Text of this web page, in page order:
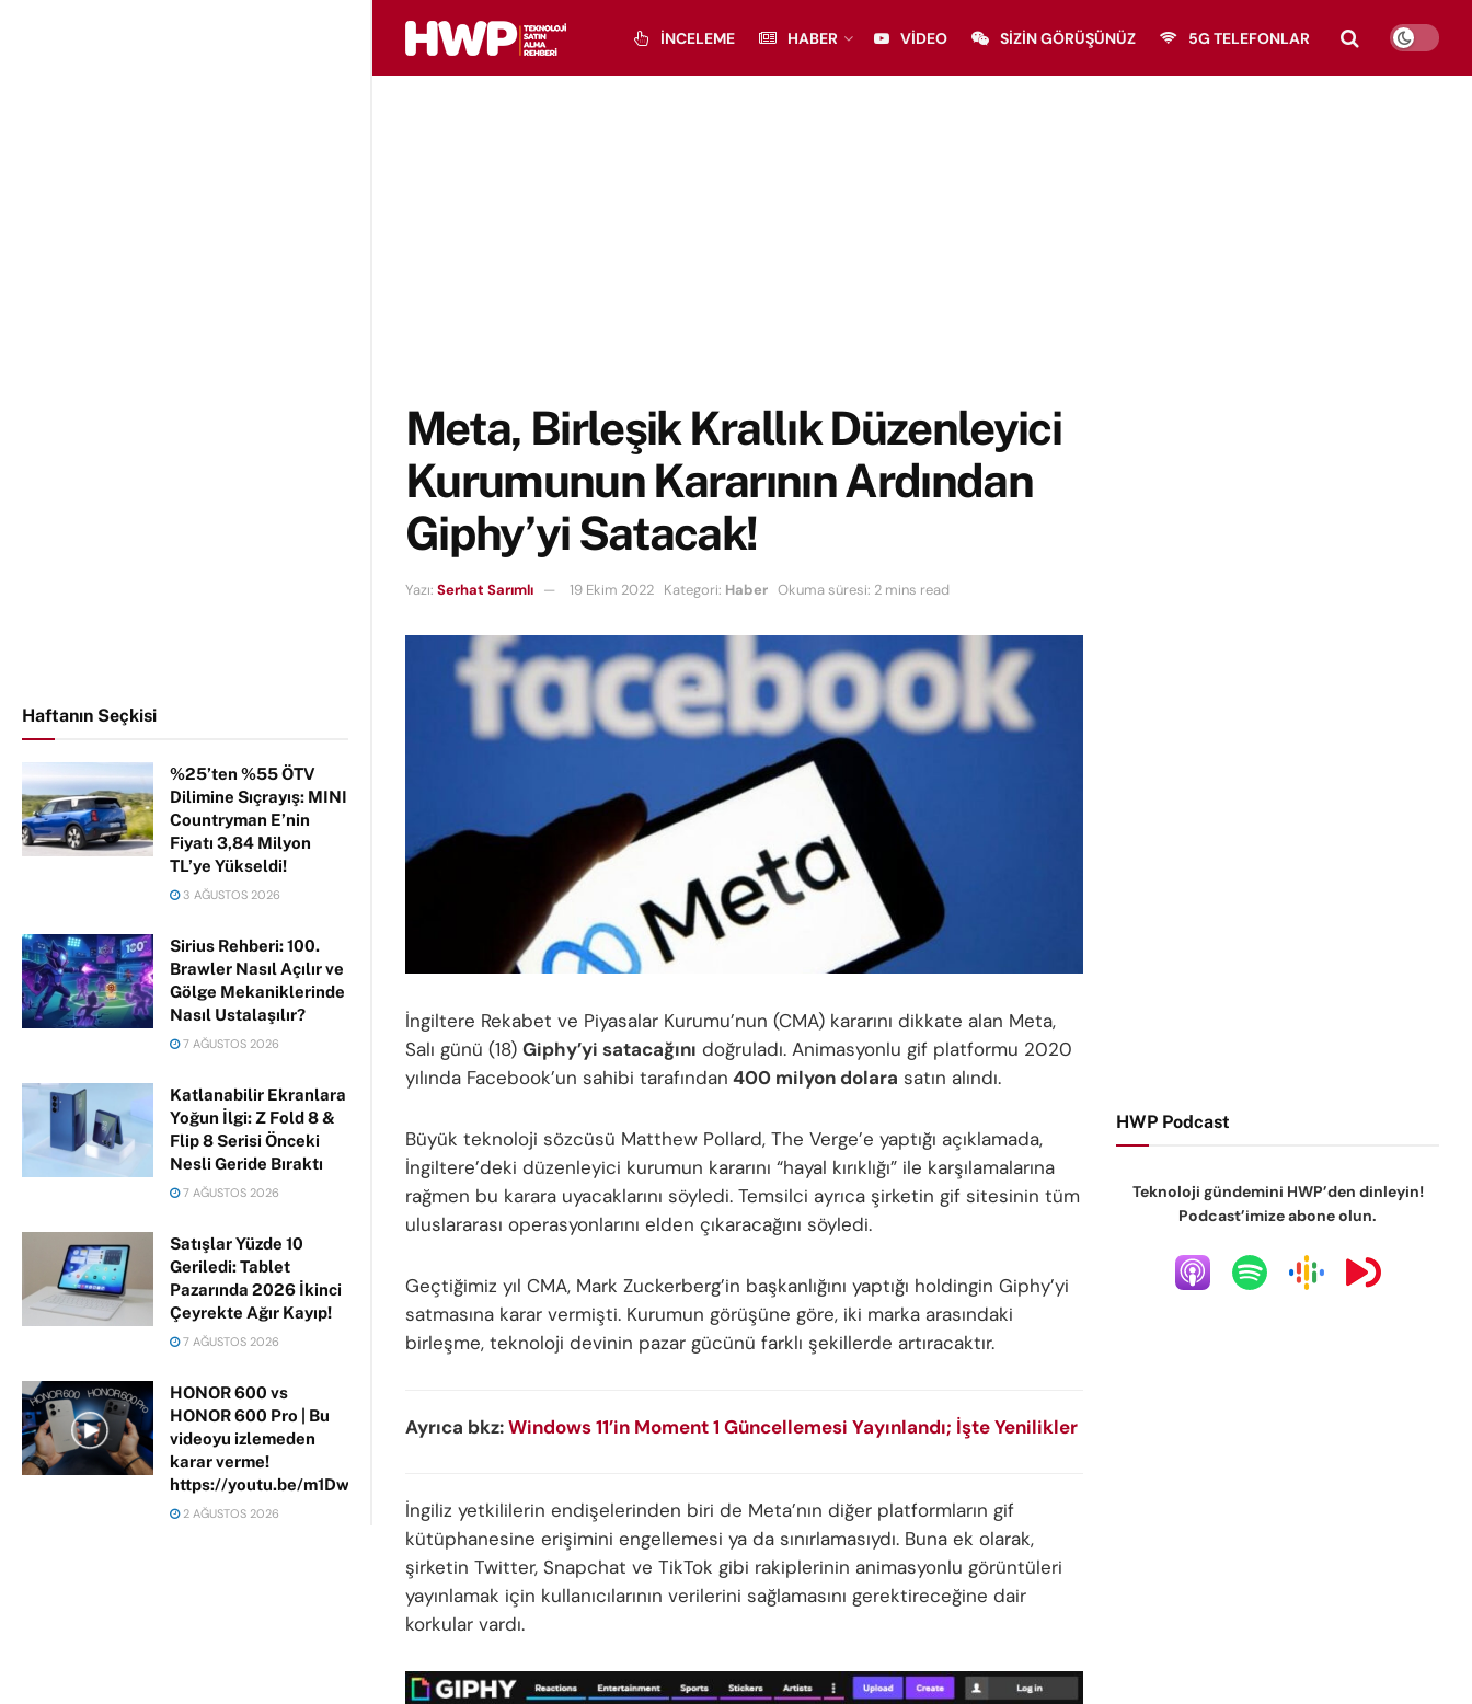
Haftanın Seçkisi
%25’ten %55 ÖTV
Dilimine Sıçrayış: MINI
Countryman E’nin
Fiyatı 3,84 Milyon
TL’ye Yükseldi!
3 AĞUSTOS 2026
Sirius Rehberi: 100.
Brawler Nasıl Açılır ve
Gölge Mekaniklerinde
Nasıl Ustalaşılır?
7 AĞUSTOS 2026
Katlanabilir Ekranlara
Yoğun İlgi: Z Fold 8 &
Flip 8 Serisi Önceki
Nesli Geride Bıraktı
7 AĞUSTOS 2026
Satışlar Yüzde 10
Geriledi: Tablet
Pazarında 2026 İkinci
Çeyrekte Ağır Kayıp!
7 AĞUSTOS 2026
HONOR 600 vs
HONOR 600 Pro | Bu
videoyu izlemeden
karar verme!
https://youtu.be/m1DwhP3lPCM
2 AĞUSTOS 2026
İNCELEME HABER VIDEO SIZIN GÖRÜŞÜNÜZ 5G TELEFONLAR
Meta, Birleşik Krallık Düzenleyici
Kurumunun Kararının Ardından
Giphy’yi Satacak!
Yazı: Serhat Sarımlı 19 Ekim 2022 Kategori: Haber Okuma süresi: 2 mins read
İngiltere Rekabet ve Piyasalar Kurumu’nun (CMA) kararını dikkate alan Meta,
Salı günü (18) Giphy’yi satacağını doğruladı. Animasyonlu gif platformu 2020
yılında Facebook’un sahibi tarafından 400 milyon dolara satın alındı.
Büyük teknoloji sözcüsü Matthew Pollard, The Verge’e yaptığı açıklamada,
İngiltere’deki düzenleyici kurumun kararını “hayal kırıklığı” ile karşılamalarına
rağmen bu karara uyacaklarını söyledi. Temsilci ayrıca şirketin gif sitesinin tüm
uluslararası operasyonlarını elden çıkaracağını söyledi.
Geçtiğimiz yıl CMA, Mark Zuckerberg’in başkanlığını yaptığı holdingin Giphy’yi
satmasına karar vermişti. Kurumun görüşüne göre, iki marka arasındaki
birleşme, teknoloji devinin pazar gücünü farklı şekillerde artıracaktır.
Ayrıca bkz:Windows 11’in Moment 1 Güncellemesi Yayınlandı; İşte Yenilikler
İngiliz yetkililerin endişelerinden biri de Meta’nın diğer platformların gif
kütüphanesine erişimini engellemesi ya da sınırlamasıydı. Buna ek olarak,
şirketin Twitter, Snapchat ve TikTok gibi rakiplerinin animasyonlu görüntüleri
yayınlamak için kullanıcılarının verilerini sağlamasını gerektireceğine dair
korkular vardı.
HWP Podcast
Teknoloji gündemini HWP’den dinleyin!
Podcast’imize abone olun.